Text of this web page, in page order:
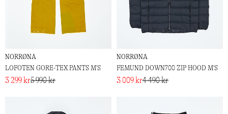
NORRØNA
LOFOTEN GORE-TEX PANTS M'S
3 299 kr5 990 kr
NORRØNA
FEMUND DOWN700 ZIP HOOD M'S
3 009 kr4 490 kr